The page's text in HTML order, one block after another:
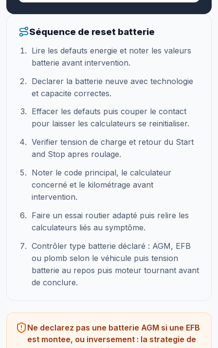
Séquence de reset batterie
Lire les defauts energie et noter les valeurs
batterie avant intervention.
Declarer la batterie neuve avec technologie
et capacite correctes.
Effacer les defauts puis couper le contact
pour laisser les calculateurs se reinitialiser.
Verifier tension de charge et retour du Start
and Stop apres roulage.
Noter le code principal, le calculateur
concerné et le kilométrage avant
intervention.
Faire un essai routier adapté puis relire les
calculateurs liés au symptôme.
Contrôler type batterie déclaré : AGM, EFB
ou plomb selon le véhicule puis tension
batterie au repos puis moteur tournant avant
de conclure.
Ne declarez pas une batterie AGM si une EFB
est montee, ou inversement : la strategie de